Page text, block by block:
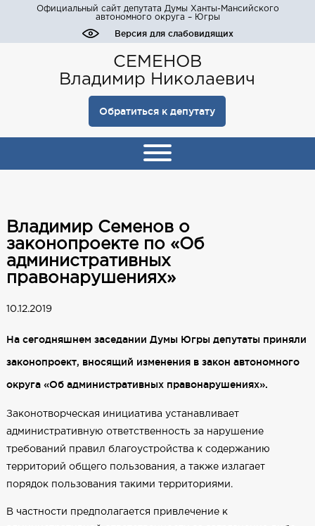
Официальный сайт депутата Думы Ханты-Мансийского
автономного округа – Югры
Версия для слабовидящих
СЕМЕНОВ
Владимир Николаевич
Обратиться к депутату
Владимир Семенов о
законопроекте по «Об
административных
правонарушениях»
10.12.2019
На сегодняшнем заседании Думы Югры депутаты приняли
законопроект, вносящий изменения в закон автономного
округа «Об административных правонарушениях».
Законотворческая инициатива устанавливает
административную ответственность за нарушение
требований правил благоустройства к содержанию
территорий общего пользования, а также излагает
порядок пользования такими территориями.
В частности предполагается привлечение к